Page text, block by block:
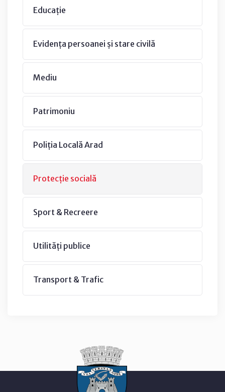
Educație
Evidența persoanei și stare civilă
Mediu
Patrimoniu
Poliția Locală Arad
Protecție socială
Sport & Recreere
Utilități publice
Transport & Trafic